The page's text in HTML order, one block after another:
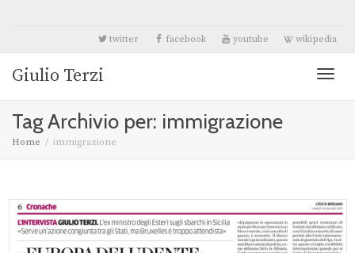
twitter facebook youtube wikipedia
Giulio Terzi
Tag Archivio per: immigrazione
Home immigrazione